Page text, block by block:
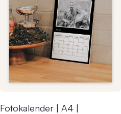
Fotokalender | A4 |